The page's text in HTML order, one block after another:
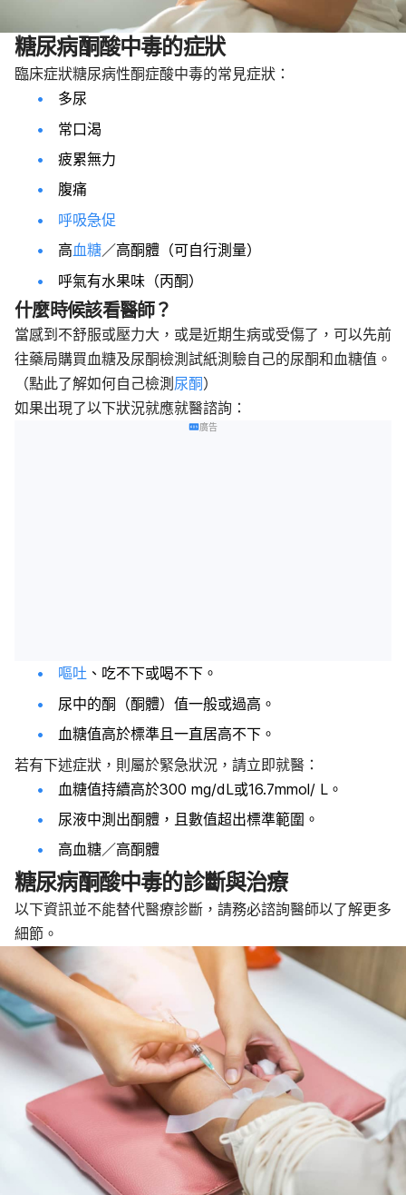
糖尿病酮酸中毒的症狀
臨床症狀糖尿病性酮症酸中毒的常見症狀：
多尿
常口渴
疲累無力
腹痛
呼吸急促
高血糖／高酮體（可自行測量）
呼氣有水果味（丙酮）
什麼時候該看醫師？
當感到不舒服或壓力大，或是近期生病或受傷了，可以先前
往藥局購買血糖及尿酮檢測試紙測驗自己的尿酮和血糖值。
（點此了解如何自己檢測尿酮）
如果出現了以下狀況就應就醫諮詢：
廣告
嘔吐 、吃不下或喝不下。
尿中的酮（酮體）值一般或過高。
血糖值高於標準且一直居高不下。
若有下述症狀，則屬於緊急狀況，請立即就醫：
血糖值持續高於300 mg/dL或16.7mmol/ L。
尿液中測出酮體 ，且數值超出標準範圍。
高血糖／高酮體
糖尿病酮酸中毒的診斷與治療
以下資訊並不能替代醫療診斷，請務必諮詢醫師以了解更多
細節。